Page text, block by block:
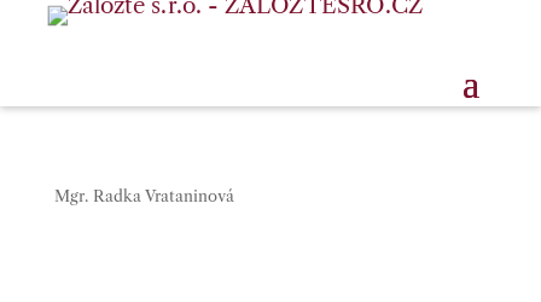
Mgr. Radka Vrataninová